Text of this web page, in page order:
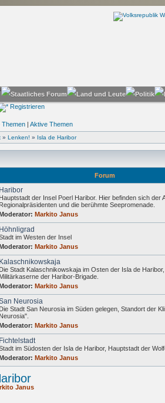
Registrieren
Themen | Aktive Themen
» Lenken! » Isla de Haribor
Forum
Haribor
Hauptstadt der Insel Poerl Haribor. Hier befinden sich der
Regionalpräsidenten und die berühmte Seepromenade.
Markito Janus
Höhnligrad
im Westen der Insel
Markito Janus
Kalaschnikowskaja
Die Stadt Kalaschnikowskaja im Osten der Isla de
Militärkaserne der Haribor-Brigade.
Markito Janus
Neurosia
Die Stadt San Neurosia im Süden gelegen, Standort der
Neurosia".
Markito Janus
Fichtelstadt
im Südosten der Isla de Haribor, Hauptstadt der
Markito Janus
Janus